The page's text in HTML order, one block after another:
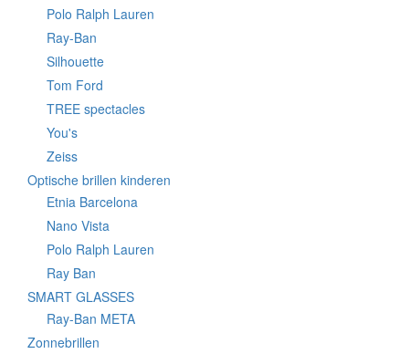
Polo Ralph Lauren
Ray-Ban
Silhouette
Tom Ford
TREE spectacles
You's
Zeiss
Optische brillen kinderen
Etnia Barcelona
Nano Vista
Polo Ralph Lauren
Ray Ban
SMART GLASSES
Ray-Ban META
Zonnebrillen